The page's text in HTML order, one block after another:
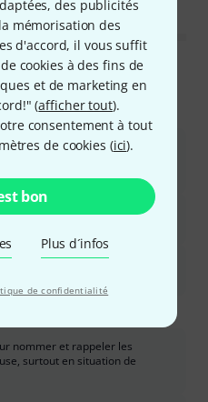
des publicités
mémorisation des
d'accord, il vous suffit
cookies à des fins de
et de marketing en
(afficher tout).
consentement à tout
de cookies (ici).
bon
Plus d´infos
de confidentialité
résumés par l'IA
:
offrant une large gamme
allant du naturel à
création et
inspirant la créativité.
et donne une impression de
:
nommer et rappeler les
surtout en situation de